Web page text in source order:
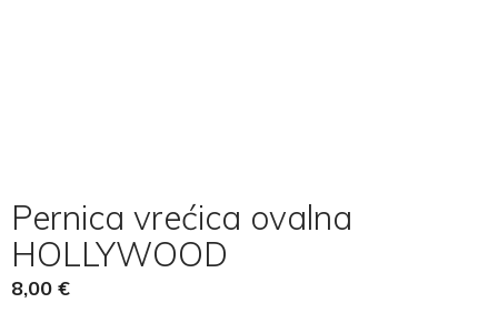
Pernica vrećica ovalna
HOLLYWOOD
8,00 €